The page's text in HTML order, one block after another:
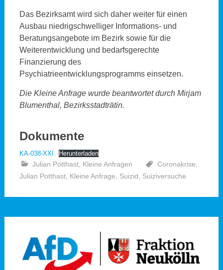
Das Bezirksamt wird sich daher weiter für einen
Ausbau niedrigschwelliger Informations- und
Beratungsangebote im Bezirk sowie für die
Weiterentwicklung und bedarfsgerechte
Finanzierung des
Psychiatrieentwicklungsprogramms einsetzen.
Die Kleine Anfrage wurde beantwortet durch Mirjam
Blumenthal, Bezirksstadträtin.
Dokumente
KA-038-XXI Herunterladen
Julian Potthast, Kleine Anfragen Coronakrise
Julian Potthast, Kleine Anfrage Suizid Suiziversuche